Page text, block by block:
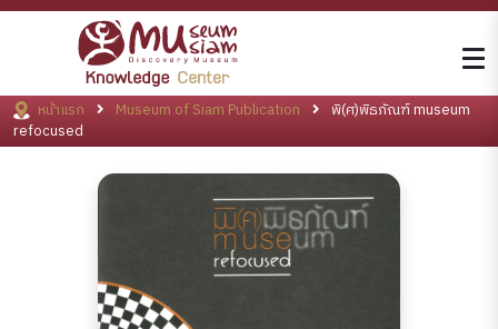
หน้าแรก Museum of Siam Publication
พิ(ศ)พิธภัณฑ์ museum
refocused